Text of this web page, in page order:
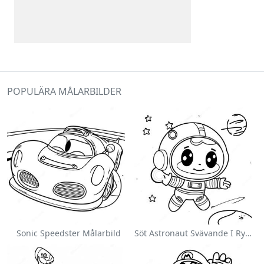
POPULÄRA MÅLARBILDER
Sonic Speedster Målarbild Söt Astronaut Svävande I Rymden Målarbild